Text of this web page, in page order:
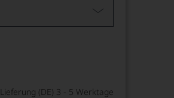
Lieferung (DE) 3 - 5 Werktage